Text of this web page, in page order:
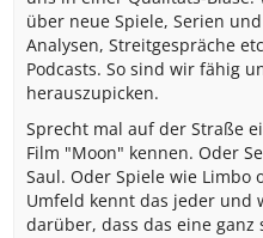
über neue Spiele, Serien
Analysen, Streitgespräche
Podcasts. So sind wir fähig
herauszupicken.
Sprecht mal auf der Straße
Film "Moon" kennen. Oder
Saul. Oder Spiele wie Limbo
Umfeld kennt das jeder und
darüber, dass das eine